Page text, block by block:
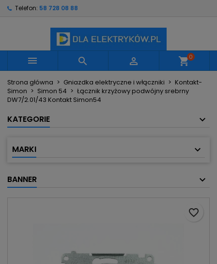
Telefon: 58 728 08 88
   shopping_cart0
Strona główna Gniazdka elektryczne i włączniki
Kontakt-
Simon
Simon 54
Łącznik krzyżowy podwójny srebrny
DW7/2.01/43 Kontakt Simon54
KATEGORIE
MARKI
BANNER
favorite_border
Utwórz nową listę
Nazwa listy życzeń
Anuluj Utwórz listę życzeń
Musisz być zalogowany by zapisać produkty na
swojej liście życzeń.
Anuluj Zaloguj się